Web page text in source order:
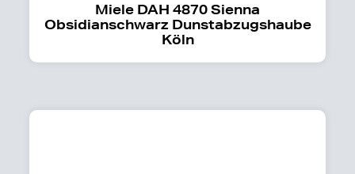
Miele DAH 4870 Sienna
Obsidianschwarz Dunstabzugshaube
Köln